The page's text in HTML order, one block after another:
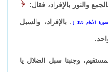
والنور بالإفراد، فقال:
سورة الأنعام 153 .بالإفراد، والسبل
وجنبنا سبل الضلال يا